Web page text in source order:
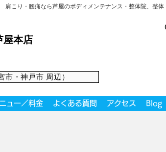
こり・腰痛なら芦屋のボディメンテナンス・整体院、整体
屋本店
市・神戸市 周辺）
ュー／料金 よくある質問 アクセス Blog